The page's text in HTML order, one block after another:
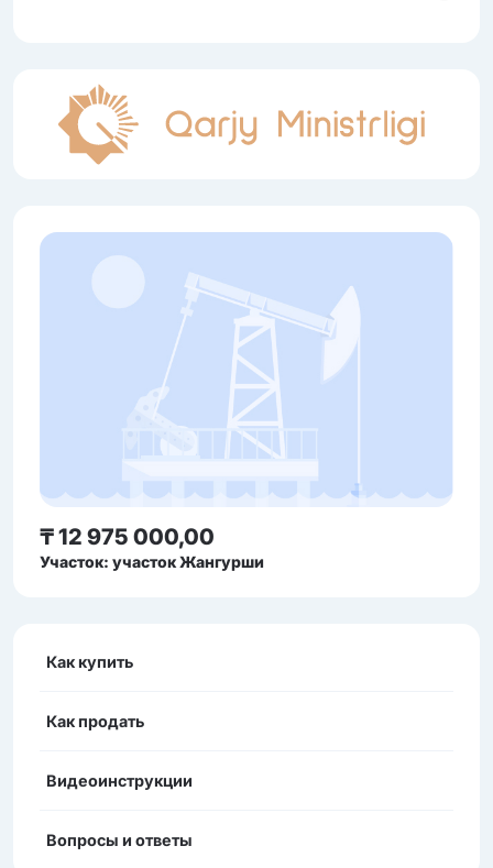
₸ 12 975 000,00
Участок: участок Жангурши
Как купить
Как продать
Видеоинструкции
Вопросы и ответы